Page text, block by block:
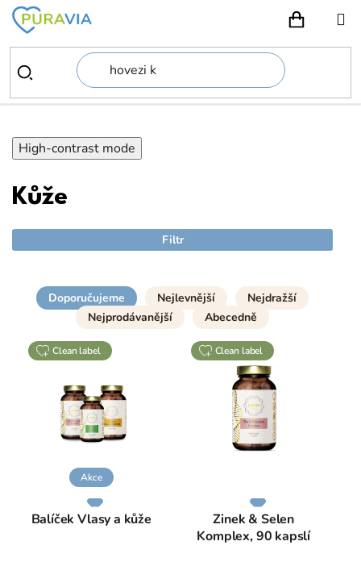
Přejít
obsah
High-contrast mode
Kůže
Filtr
Doporučujeme Nejlevnější
Nejdražší
Nejprodávanější
Abecedně
clean label
Akce
Balíček Vlasy a kůže
clean label
Zinek & Selen
Komplex, 90 kapslí